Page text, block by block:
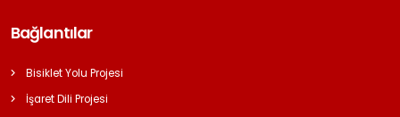
Bağlantılar
Bisiklet Yolu Projesi
İşaret Dili Projesi